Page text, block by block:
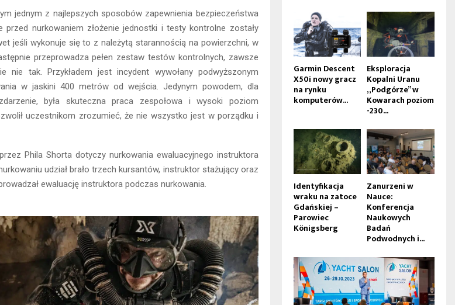
jednym z najlepszych sposobów zapewnienia bezpieczeństwa
przed nurkowaniem złożenie jednostki i testy kontrolne zostały
jeśli wykonuje się to z należytą starannością na powierzchni, w
przeprowadza pełen zestaw testów kontrolnych, zawsze
nie tak. Przykładem jest incydent wywołany podwyższonym
w jaskini 400 metrów od wejścia. Jedynym powodem, dla
była skuteczna praca zespołowa i wysoki poziom
uczestnikom zrozumieć, że nie wszystko jest w porządku i
Phila Shorta dotyczy nurkowania ewaluacyjnego instruktora
udział brało trzech kursantów, instruktor stażujący oraz
ewaluację instruktora podczas nurkowania.
Garmin Descent
X50i nowy gracz
na rynku
komputerów...
Eksploracja
Kopalni Uranu
„Podgórze” w
Kowarach poziom
-230...
Identyfikacja
wraku na zatoce
Gdańskiej –
Parowiec
Königsberg
Zanurzeni w
Nauce:
Konferencja
Naukowych
Badań
Podwodnych i...